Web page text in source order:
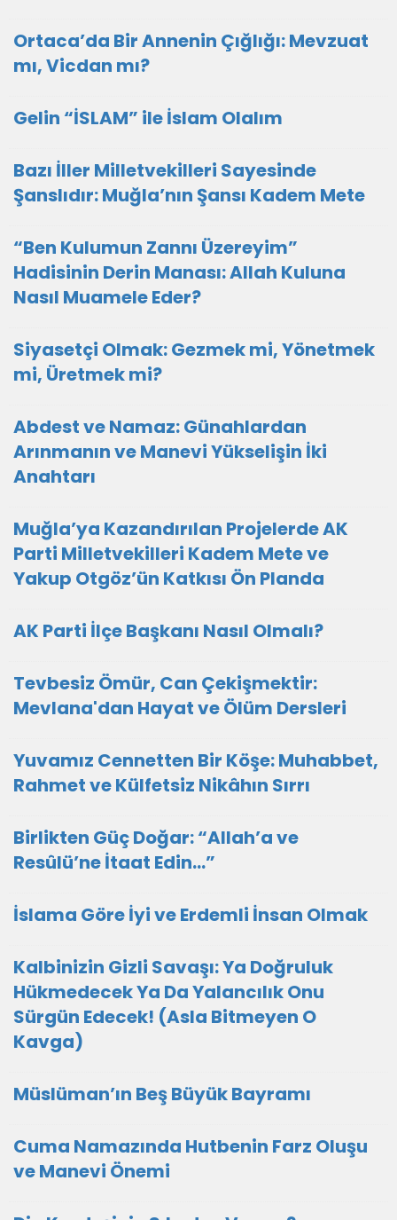
Ortaca’da Bir Annenin Çığlığı: Mevzuat
mı, Vicdan mı?
Gelin “İSLAM” ile İslam Olalım
Bazı İller Milletvekilleri Sayesinde
Şanslıdır: Muğla’nın Şansı Kadem Mete
“Ben Kulumun Zannı Üzereyim”
Hadisinin Derin Manası: Allah Kuluna
Nasıl Muamele Eder?
Siyasetçi Olmak: Gezmek mi, Yönetmek
mi, Üretmek mi?
Abdest ve Namaz: Günahlardan
Arınmanın ve Manevi Yükselişin İki
Anahtarı
Muğla’ya Kazandırılan Projelerde AK
Parti Milletvekilleri Kadem Mete ve
Yakup Otgöz’ün Katkısı Ön Planda
AK Parti İlçe Başkanı Nasıl Olmalı?
Tevbesiz Ömür, Can Çekişmektir:
Mevlana'dan Hayat ve Ölüm Dersleri
Yuvamız Cennetten Bir Köşe: Muhabbet,
Rahmet ve Külfetsiz Nikâhın Sırrı
Birlikten Güç Doğar: “Allah’a ve
Resûlü’ne İtaat Edin…”
İslama Göre İyi ve Erdemli İnsan Olmak
Kalbinizin Gizli Savaşı: Ya Doğruluk
Hükmedecek Ya Da Yalancılık Onu
Sürgün Edecek! (Asla Bitmeyen O
Kavga)
Müslüman’ın Beş Büyük Bayramı
Cuma Namazında Hutbenin Farz Oluşu
ve Manevi Önemi